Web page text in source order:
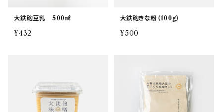
大鉄砲豆乳 500㎖
¥432
大鉄砲きな粉（100g）
¥500